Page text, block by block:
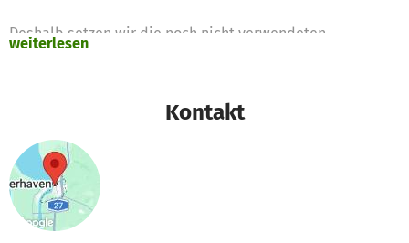
Deshalb setzen wir die noch nicht verwendeten
Vielen Dank für Eure Unterstützung,
das betterplace.org-Team
weiterlesen
Kontakt